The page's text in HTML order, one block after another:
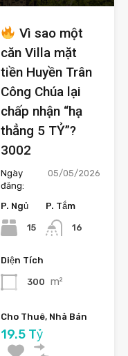
Vì sao một
căn Villa mặt
tiền Huyền Trân
Công Chúa lại
chấp nhận “hạ
thẳng 5 TỶ”?
3002
Ngày
đăng:
05/05/2026
P. Ngủ
15
P. Tắm
16
Diện Tích
300 m²
Cho Thuê, Nhà Bán
19.5 Tỷ